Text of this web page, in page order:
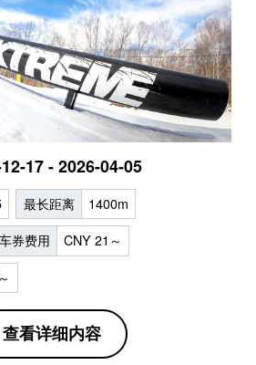
17 - 2026-04-05
最长距离 1400m
券费用 CNY 21～
查看详细内容